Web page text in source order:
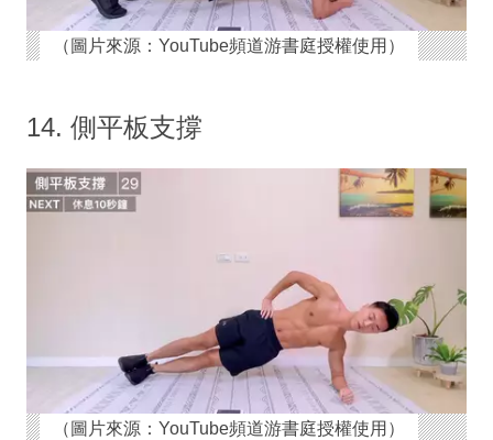
（圖片來源：YouTube頻道游書庭授權使用）
14. 側平板支撐
（圖片來源：YouTube頻道游書庭授權使用）